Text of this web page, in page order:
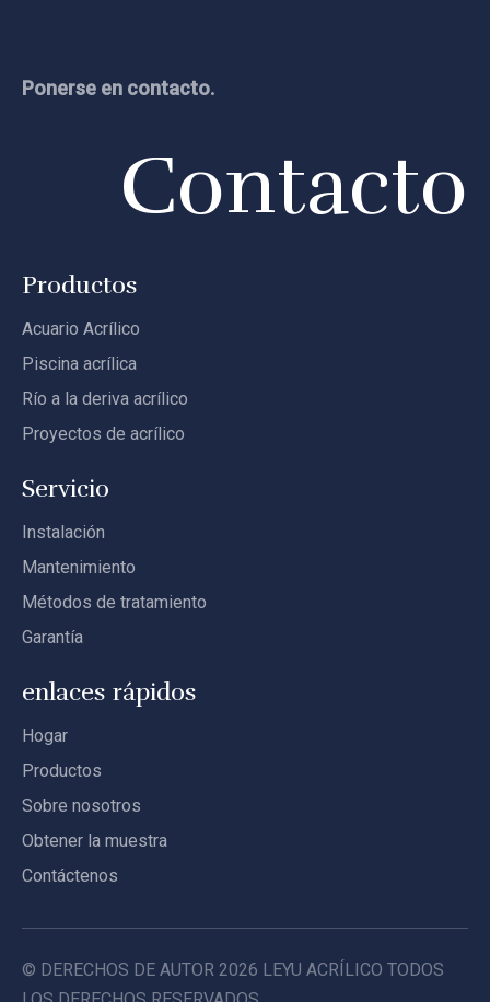
Ponerse en contacto.
Contacto
Productos
Acuario Acrílico
Piscina acrílica
Río a la deriva acrílico
Proyectos de acrílico
Servicio
Instalación
Mantenimiento
Métodos de tratamiento
Garantía
enlaces rápidos
Hogar
Productos
Sobre nosotros
Obtener la muestra
Contáctenos
© DERECHOS DE AUTOR 2026 LEYU ACRÍLICO TODOS